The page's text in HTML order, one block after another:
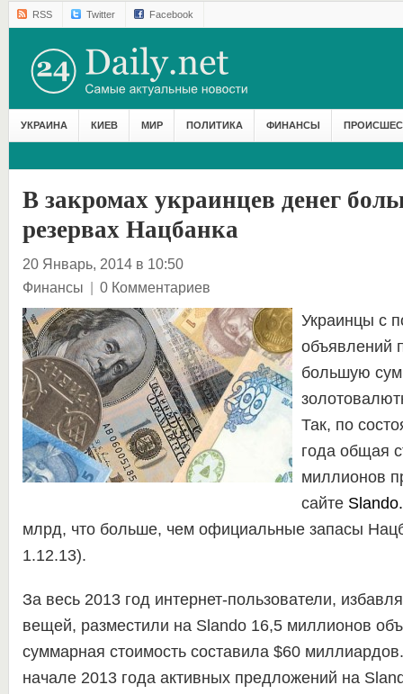
RSS Twitter Facebook
УКРАИНА КИЕВ МИР ПОЛИТИКА ФИНАНСЫ
В закромах украинцев денег
резервах Нацбанка
20 Январь, 2014 в 10:50
Финансы | 0 Комментариев
Украинцы с
объявлений
большую
Так, по
года общая
миллионов
сайте
млрд, что больше, чем официальные запасы
1.12.13).
За весь 2013 год интернет-пользователи,
вещей, разместили на Slando 16,5 миллионов
суммарная стоимость составила $60
начале 2013 года активных предложений на